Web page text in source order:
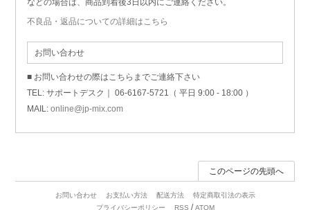
などの場合は、商品到着後3日以内にご連絡ください。
不良品・返品についての詳細はこちら
お問い合わせ
■ お問い合わせの際はこちらまでご連絡下さい
TEL: サポートデスク｜ 06-6167-5721（ 平日 9:00 - 18:00 ）
MAIL: online@jp-mix.com
このページの先頭へ
お問い合わせ お支払い方法 配送方法
特定商取引法の表示
プライバシーポリシー
RSS /ATOM